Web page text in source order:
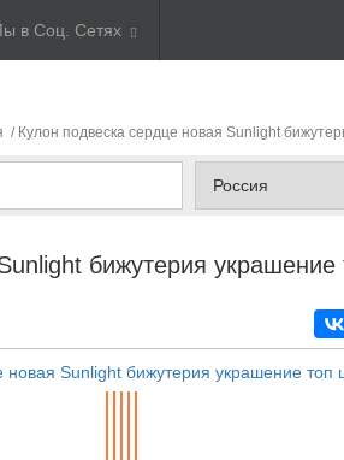
в Соц. Сетях
/ Кулон подвеска сердце новая Sunlight
бижутерия украшение